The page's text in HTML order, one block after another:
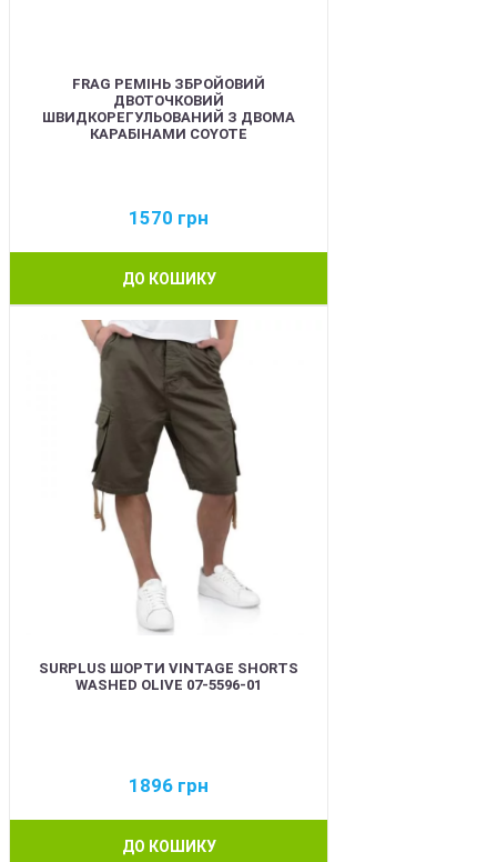
FRAG РЕМІНЬ ЗБРОЙОВИЙ
ДВОТОЧКОВИЙ
ШВИДКОРЕГУЛЬОВАНИЙ З ДВОМА
КАРАБІНАМИ COYOTE
1570 грн
ДО КОШИКУ
SURPLUS ШОРТИ VINTAGE SHORTS
WASHED OLIVE 07-5596-01
1896 грн
ДО КОШИКУ